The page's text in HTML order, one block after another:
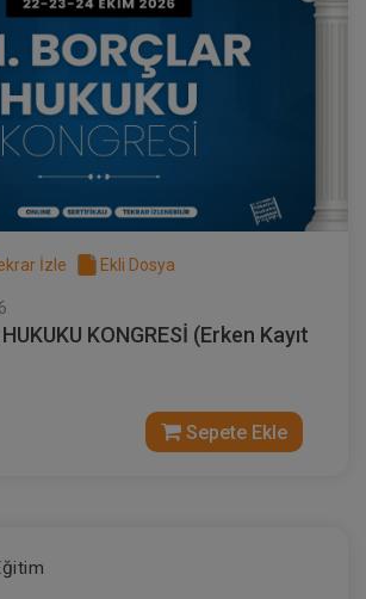
İzle Ekli Dosya
KONGRESİ (Erken Kayıt
Sepete Ekle